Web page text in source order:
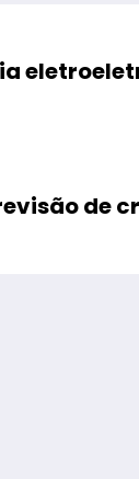
de